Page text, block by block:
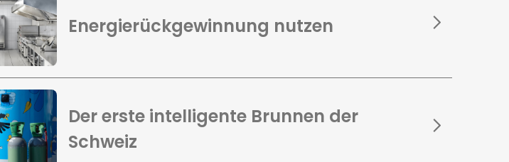
Energierückgewinnung nutzen
Der erste intelligente Brunnen der
Schweiz